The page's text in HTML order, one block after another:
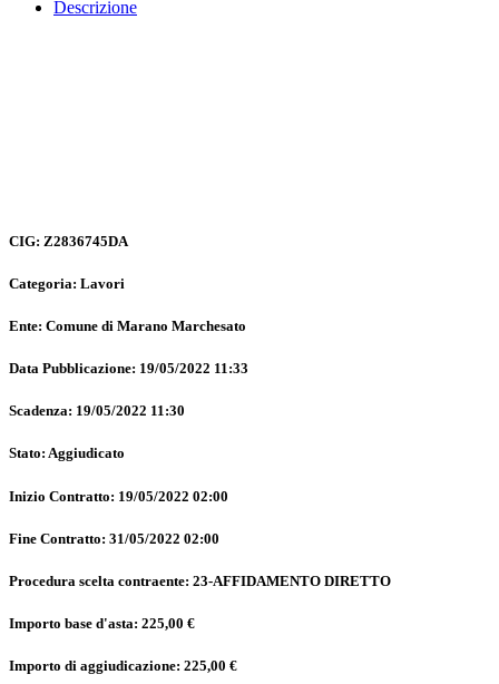
Descrizione
CIG: Z2836745DA
Categoria: Lavori
Ente: Comune di Marano Marchesato
Data Pubblicazione: 19/05/2022 11:33
Scadenza: 19/05/2022 11:30
Stato: Aggiudicato
Inizio Contratto: 19/05/2022 02:00
Fine Contratto: 31/05/2022 02:00
Procedura scelta contraente: 23-AFFIDAMENTO DIRETTO
Importo base d'asta: 225,00 €
Importo di aggiudicazione: 225,00 €